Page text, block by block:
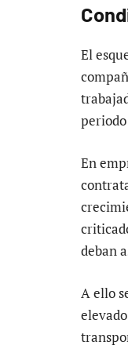
El
En
deban
A ello